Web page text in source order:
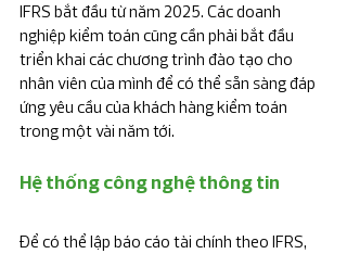
IFRS bắt đầu từ năm 2025. Các doanh
nghiệp kiểm toán cũng cần phải bắt đầu
triển khai các chương trình đào tạo cho
nhân viên của mình để có thể sẵn sàng đáp
ứng yêu cầu của khách hàng kiểm toán
trong một vài năm tới.
Hệ thống công nghệ thông tin
Để có thể lập báo cáo tài chính theo IFRS,